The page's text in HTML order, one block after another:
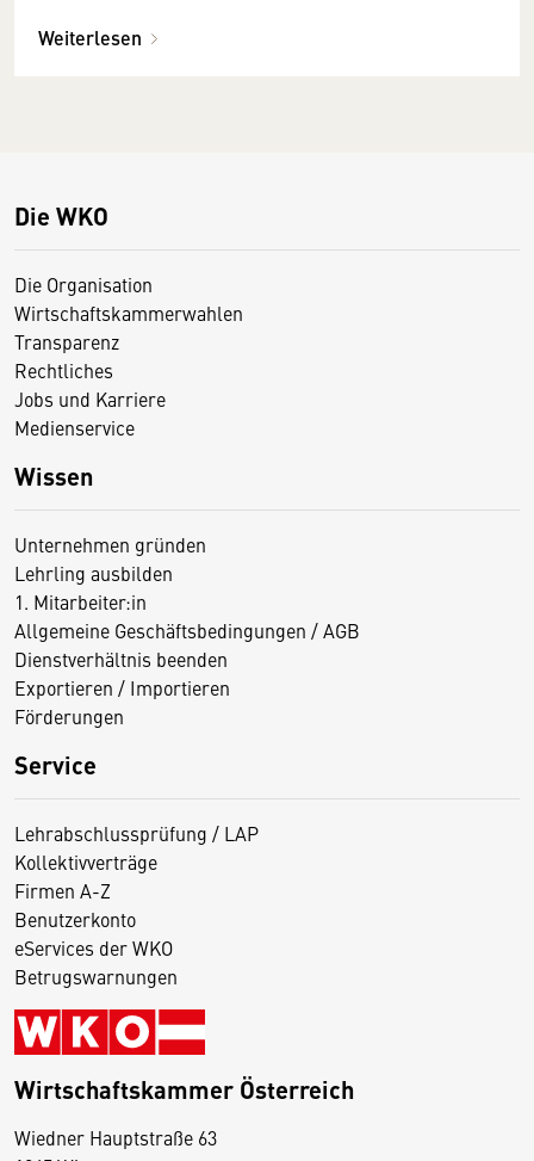
Weiterlesen
Die WKO
Die Organisation
Wirtschaftskammerwahlen
Transparenz
Rechtliches
Jobs und Karriere
Medienservice
Wissen
Unternehmen gründen
Lehrling ausbilden
1. Mitarbeiter:in
Allgemeine Geschäftsbedingungen / AGB
Dienstverhältnis beenden
Exportieren / Importieren
Förderungen
Service
Lehrabschlussprüfung / LAP
Kollektivverträge
Firmen A-Z
Benutzerkonto
eServices der WKO
Betrugswarnungen
Wirtschaftskammer Österreich
Wiedner Hauptstraße 63
D